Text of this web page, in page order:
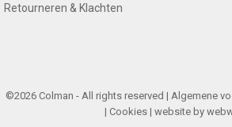
Retourneren & Klachten
©2026 Colman - All rights reserved | Algemene
| Cookies | website by